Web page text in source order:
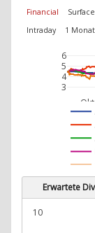
Financial
Surface
Intraday
1 Monat
3
4
5
6
Erwartete
10